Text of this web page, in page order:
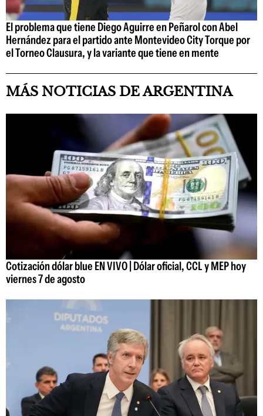
El problema que tiene Diego Aguirre en Peñarol con Abel
Hernández para el partido ante Montevideo City Torque por
el Torneo Clausura, y la variante que tiene en mente
MÁS NOTICIAS DE ARGENTINA
Cotización dólar blue EN VIVO | Dólar oficial, CCL y MEP hoy
viernes 7 de agosto